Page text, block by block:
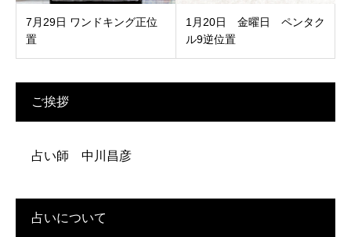
7月29日 ワンドキング正位
置
1月20日 金曜日 ペンタク
ル9逆位置
ご挨拶
占い師 中川昌彦
占いについて